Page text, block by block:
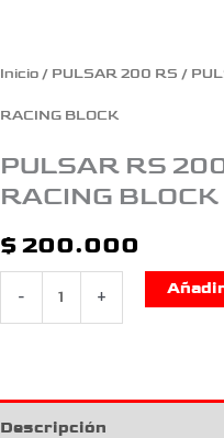
Inicio / PULSAR 200 RS /
RACING BLOCK
PULSAR RS
RACING BLOCK
$ 200.000
- +
Descripción